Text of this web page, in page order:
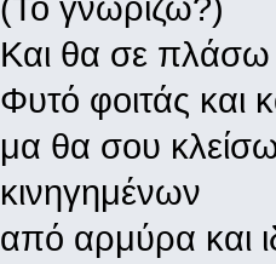
(Το γνωρίζω?)
Και θα σε πλάσω
Φυτό φοιτάς και
μα θα σου
κινηγημένων
από αρμύρα και